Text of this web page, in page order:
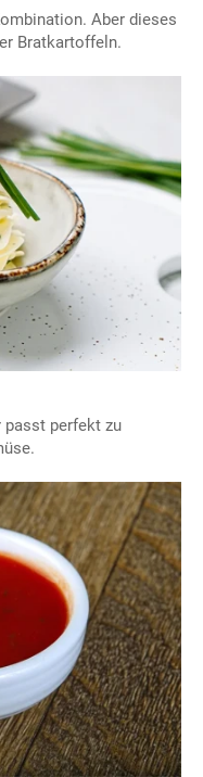
Aber dieses
Bratkartoffeln.
passt perfekt zu